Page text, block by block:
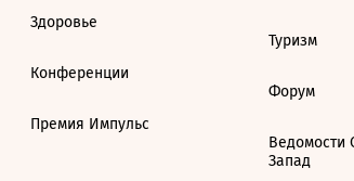
Здоровье
Конференции
Премия Импульс
Туризм
Форум
Ведомости
Запад